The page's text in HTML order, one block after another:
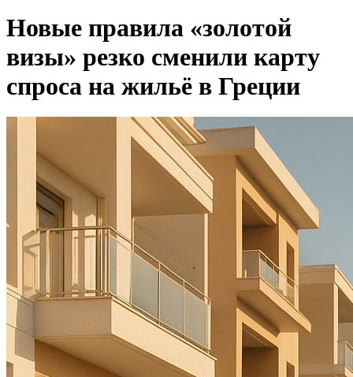
Новые правила «золотой
визы» резко сменили карту
спроса на жильё в Греции